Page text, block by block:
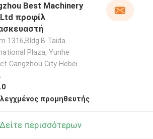
Best Machinery
προφίλ
1316,Bldg.B Taida
Plaza, Yunhe
Cangzhou City Hebei
προμηθευτής
Δείτε περισσότερων